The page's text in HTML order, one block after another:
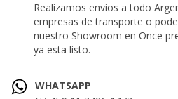
Realizamos envios a todo
empresas de transporte o
nuestro Showroom en Once
ya esta listo.
WHATSAPP